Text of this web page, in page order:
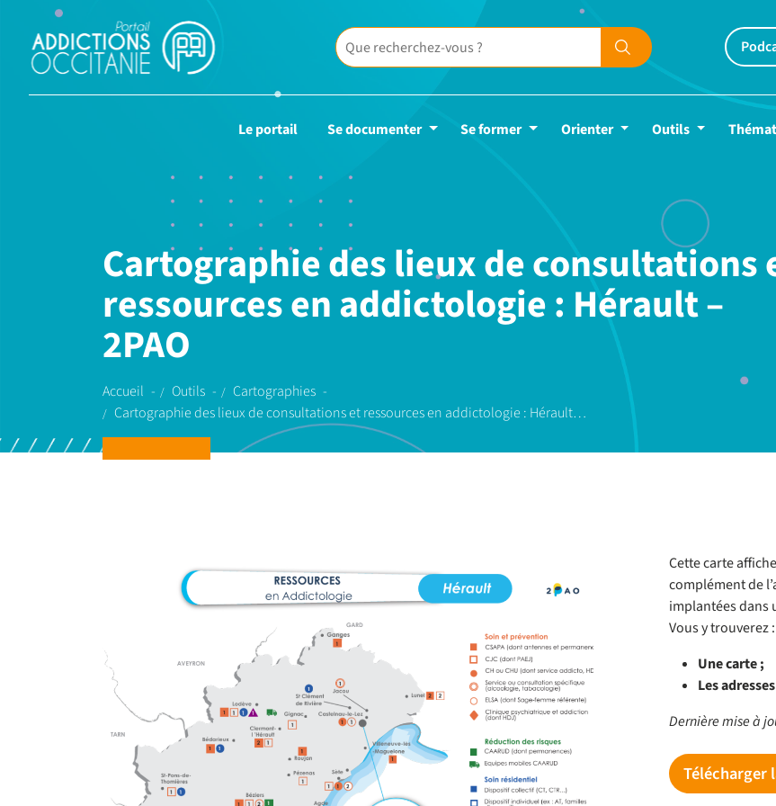
Le portail Se documenter Se former Orienter Outils
Cartographie des lieux de consultations
ressources en addictologie : Hérault –
2PAO
Accueil Outils
Cartographies
Cartographie des lieux de consultations et ressources en addictologie : Hérault…
Cette carte
complément de
implantées dans
Vous y trouverez :
Une carte ;
Les
Dernière mise à
Télécharger